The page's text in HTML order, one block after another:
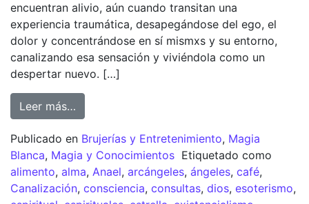
encuentran alivio, aún cuando transitan una
experiencia traumática, desapegándose del ego, el
dolor y concentrándose en sí mismxs y su entorno,
canalizando esa sensación y viviéndola como un
despertar nuevo. […]
Leer más…
Publicado en Brujerías y Entretenimiento, Magia
Blanca, Magia y Conocimientos Etiquetado como
alimento, alma, Anael, arcángeles, ángeles, café,
Canalización, consciencia, consultas, dios, esoterismo,